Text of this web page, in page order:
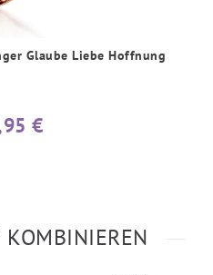
Glaube Liebe Hoffnung
€